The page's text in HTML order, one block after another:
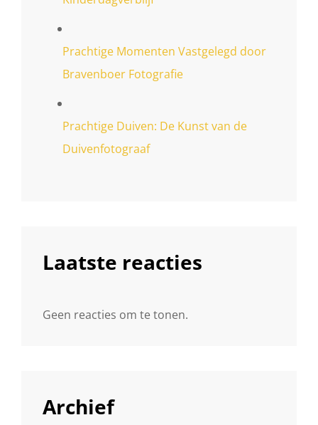
Prachtige Momenten Vastgelegd door
Bravenboer Fotografie
Prachtige Duiven: De Kunst van de
Duivenfotograaf
Laatste reacties
Geen reacties om te tonen.
Archief